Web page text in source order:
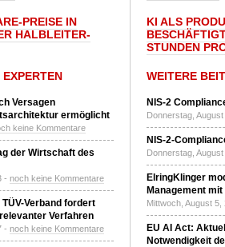
PREISE IN
HALBLEITER-
Versagen
ermöglicht
keine Kommentare
der Wirtschaft des
- noch keine Kommentare
Verband fordert
Verfahren
- noch keine Kommentare
KI ALS
STUNDEN
WEITERE
NIS-2
Donnerstag,
NIS-2-
Donnerstag,
ElringKlinger
Management
Mittwoch, August
EU AI Act:
Notwendigkeit